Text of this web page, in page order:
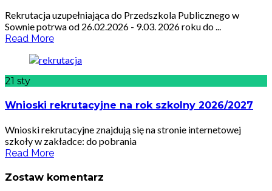
Rekrutacja uzupełniająca do Przedszkola Publicznego w
Sownie potrwa od 26.02.2026 - 9.03. 2026 roku do ...
Read More
21 sty
Wnioski rekrutacyjne na rok szkolny 2026/2027
Wnioski rekrutacyjne znajdują się na stronie internetowej
szkoły w zakładce: do pobrania
Read More
Zostaw komentarz